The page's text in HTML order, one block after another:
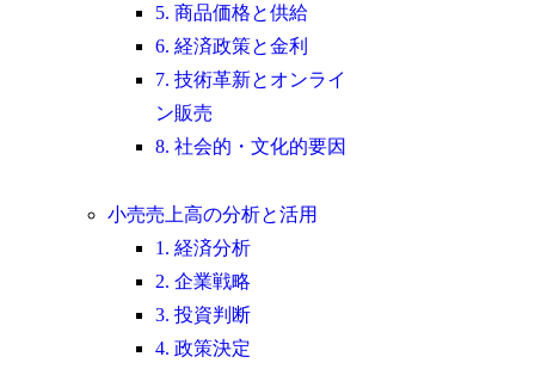
5. 商品価格と供給
6. 経済政策と金利
7. 技術革新とオンライ
ン販売
8. 社会的・文化的要因
小売売上高の分析と活用
1. 経済分析
2. 企業戦略
3. 投資判断
4. 政策決定